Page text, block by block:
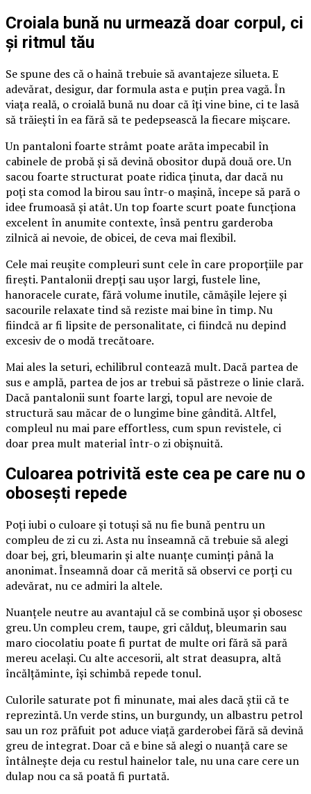
Croiala bună nu urmează doar corpul, ci
și ritmul tău
Se spune des că o haină trebuie să avantajeze silueta. E
adevărat, desigur, dar formula asta e puțin prea vagă. În
viața reală, o croială bună nu doar că îți vine bine, ci te lasă
să trăiești în ea fără să te pedepsească la fiecare mișcare.
Un pantaloni foarte strâmt poate arăta impecabil în
cabinele de probă și să devină obositor după două ore. Un
sacou foarte structurat poate ridica ținuta, dar dacă nu
poți sta comod la birou sau într-o mașină, începe să pară o
idee frumoasă și atât. Un top foarte scurt poate funcționa
excelent în anumite contexte, însă pentru garderoba
zilnică ai nevoie, de obicei, de ceva mai flexibil.
Cele mai reușite compleuri sunt cele în care proporțiile par
firești. Pantalonii drepți sau ușor largi, fustele line,
hanoracele curate, fără volume inutile, cămășile lejere și
sacourile relaxate tind să reziste mai bine în timp. Nu
fiindcă ar fi lipsite de personalitate, ci fiindcă nu depind
excesiv de o modă trecătoare.
Mai ales la seturi, echilibrul contează mult. Dacă partea de
sus e amplă, partea de jos ar trebui să păstreze o linie clară.
Dacă pantalonii sunt foarte largi, topul are nevoie de
structură sau măcar de o lungime bine gândită. Altfel,
compleul nu mai pare effortless, cum spun revistele, ci
doar prea mult material într-o zi obișnuită.
Culoarea potrivită este cea pe care nu o
obosești repede
Poți iubi o culoare și totuși să nu fie bună pentru un
compleu de zi cu zi. Asta nu înseamnă că trebuie să alegi
doar bej, gri, bleumarin și alte nuanțe cuminți până la
anonimat. Înseamnă doar că merită să observi ce porți cu
adevărat, nu ce admiri la altele.
Nuanțele neutre au avantajul că se combină ușor și obosesc
greu. Un compleu crem, taupe, gri călduț, bleumarin sau
maro ciocolatiu poate fi purtat de multe ori fără să pară
mereu același. Cu alte accesorii, alt strat deasupra, altă
încălțăminte, își schimbă repede tonul.
Culorile saturate pot fi minunate, mai ales dacă știi că te
reprezintă. Un verde stins, un burgundy, un albastru petrol
sau un roz prăfuit pot aduce viață garderobei fără să devină
greu de integrat. Doar că e bine să alegi o nuanță care se
întâlnește deja cu restul hainelor tale, nu una care cere un
dulap nou ca să poată fi purtată.